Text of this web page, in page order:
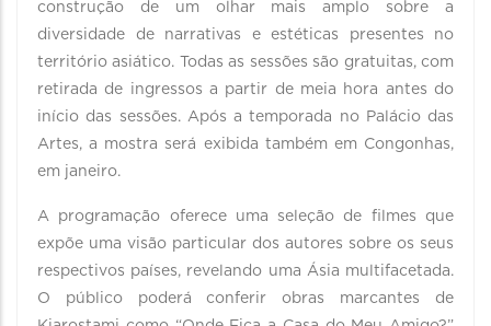
construção de um olhar mais amplo sobre a
diversidade de narrativas e estéticas presentes no
território asiático. Todas as sessões são gratuitas, com
retirada de ingressos a partir de meia hora antes do
início das sessões. Após a temporada no Palácio das
Artes, a mostra será exibida também em Congonhas,
em janeiro.
A programação oferece uma seleção de filmes que
expõe uma visão particular dos autores sobre os seus
respectivos países, revelando uma Ásia multifacetada.
O público poderá conferir obras marcantes de